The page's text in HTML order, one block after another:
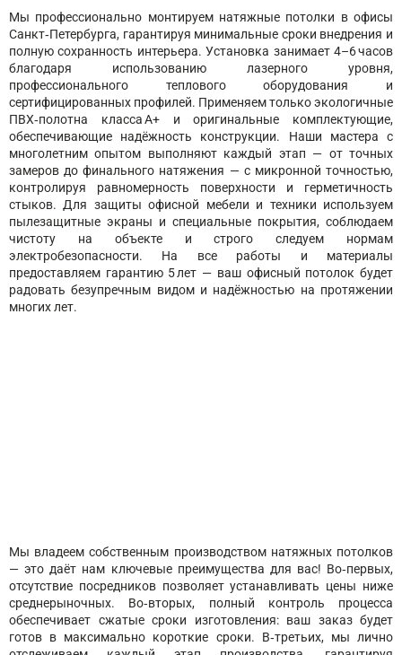
Мы профессионально монтируем натяжные потолки в офисы
Санкт‑Петербурга, гарантируя минимальные сроки внедрения и
полную сохранность интерьера. Установка занимает 4–6 часов
благодаря использованию лазерного уровня,
профессионального теплового оборудования и
сертифицированных профилей. Применяем только экологичные
ПВХ‑полотна класса А+ и оригинальные комплектующие,
обеспечивающие надёжность конструкции. Наши мастера с
многолетним опытом выполняют каждый этап — от точных
замеров до финального натяжения — с микронной точностью,
контролируя равномерность поверхности и герметичность
стыков. Для защиты офисной мебели и техники используем
пылезащитные экраны и специальные покрытия, соблюдаем
чистоту на объекте и строго следуем нормам
электробезопасности. На все работы и материалы
предоставляем гарантию 5 лет — ваш офисный потолок будет
радовать безупречным видом и надёжностью на протяжении
многих лет.
Мы владеем собственным производством натяжных потолков
— это даёт нам ключевые преимущества для вас! Во‑первых,
отсутствие посредников позволяет устанавливать цены ниже
среднерыночных. Во‑вторых, полный контроль процесса
обеспечивает сжатые сроки изготовления: ваш заказ будет
готов в максимально короткие сроки. В‑третьих, мы лично